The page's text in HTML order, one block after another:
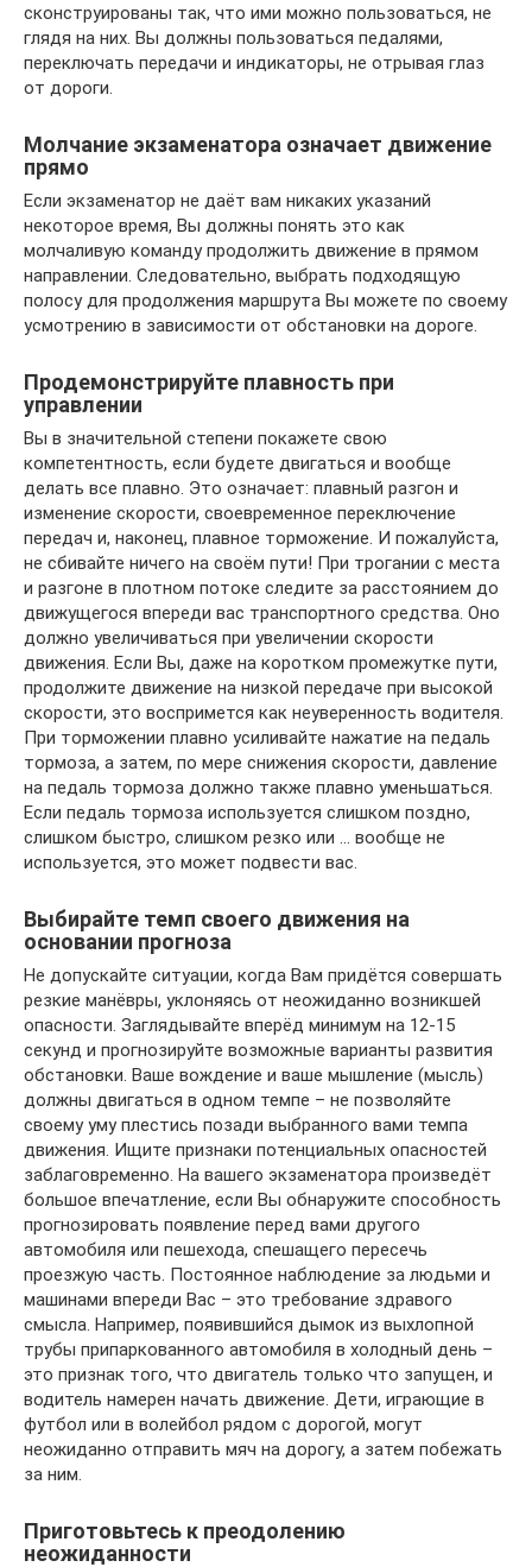
сконструированы так, что ими можно пользоваться, не
глядя на них. Вы должны пользоваться педалями,
переключать передачи и индикаторы, не отрывая глаз
от дороги.
Молчание экзаменатора означает движение
прямо
Если экзаменатор не даёт вам никаких указаний
некоторое время, Вы должны понять это как
молчаливую команду продолжить движение в прямом
направлении. Следовательно, выбрать подходящую
полосу для продолжения маршрута Вы можете по своему
усмотрению в зависимости от обстановки на дороге.
Продемонстрируйте плавность при
управлении
Вы в значительной степени покажете свою
компетентность, если будете двигаться и вообще
делать все плавно. Это означает: плавный разгон и
изменение скорости, своевременное переключение
передач и, наконец, плавное торможение. И пожалуйста,
не сбивайте ничего на своём пути! При трогании с места
и разгоне в плотном потоке следите за расстоянием до
движущегося впереди вас транспортного средства. Оно
должно увеличиваться при увеличении скорости
движения. Если Вы, даже на коротком промежутке пути,
продолжите движение на низкой передаче при высокой
скорости, это воспримется как неуверенность водителя.
При торможении плавно усиливайте нажатие на педаль
тормоза, а затем, по мере снижения скорости, давление
на педаль тормоза должно также плавно уменьшаться.
Если педаль тормоза используется слишком поздно,
слишком быстро, слишком резко или … вообще не
используется, это может подвести вас.
Выбирайте темп своего движения на
основании прогноза
Не допускайте ситуации, когда Вам придётся совершать
резкие манёвры, уклоняясь от неожиданно возникшей
опасности. Заглядывайте вперёд минимум на 12-15
секунд и прогнозируйте возможные варианты развития
обстановки. Ваше вождение и ваше мышление (мысль)
должны двигаться в одном темпе – не позволяйте
своему уму плестись позади выбранного вами темпа
движения. Ищите признаки потенциальных опасностей
заблаговременно. На вашего экзаменатора произведёт
большое впечатление, если Вы обнаружите способность
прогнозировать появление перед вами другого
автомобиля или пешехода, спешащего пересечь
проезжую часть. Постоянное наблюдение за людьми и
машинами впереди Вас – это требование здравого
смысла. Например, появившийся дымок из выхлопной
трубы припаркованного автомобиля в холодный день –
это признак того, что двигатель только что запущен, и
водитель намерен начать движение. Дети, играющие в
футбол или в волейбол рядом с дорогой, могут
неожиданно отправить мяч на дорогу, а затем побежать
за ним.
Приготовьтесь к преодолению
неожиданности